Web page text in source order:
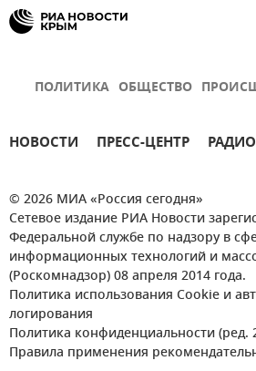
ПОЛИТИКА ОБЩЕСТВО
НОВОСТИ ПРЕСС-ЦЕНТР РАДИО
© 2026 МИА «Россия сегодня»
Сетевое издание РИА Новости
Федеральной службе по надзору в
информационных технологий и
(Роскомнадзор) 08 апреля 2014 года.
Политика использования Cookie и
логирования
Политика конфиденциальности (ред.
Правила применения